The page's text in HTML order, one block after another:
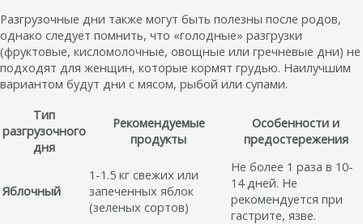
Разгрузочные дни также могут быть полезны после родов,
однако следует помнить, что «голодные» разгрузки
(фруктовые, кисломолочные, овощные или гречневые дни) не
подходят для женщин, которые кормят грудью. Наилучшим
вариантом будут дни с мясом, рыбой или супами.
Тип
разгрузочного
дня
Рекомендуемые
продукты
Особенности и
предостережения
Яблочный
1-1.5 кг свежих или
запеченных яблок
(зеленых сортов)
Не более 1 раза в 10-
14 дней. Не
рекомендуется при
гастрите, язве.